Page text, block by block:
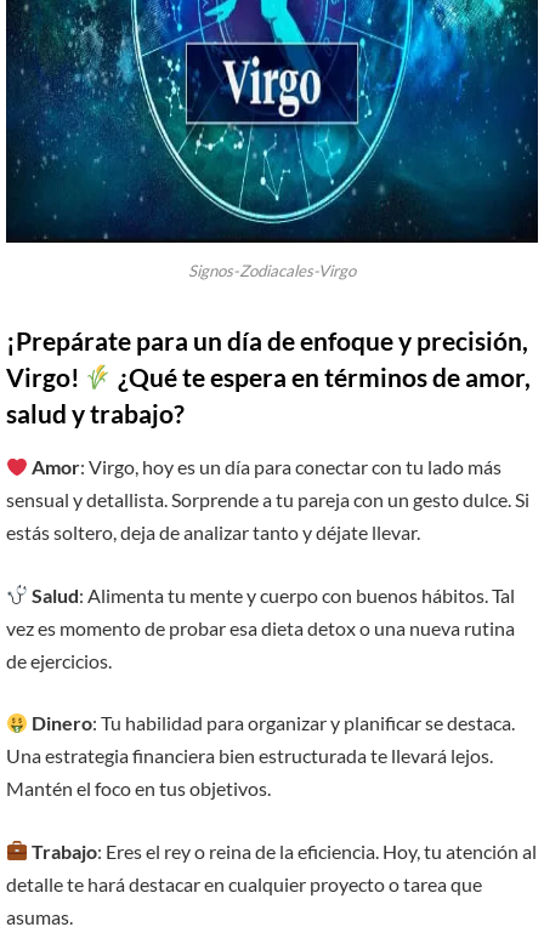
Signos-Zodiacales-Virgo
¡Prepárate para un día de enfoque y precisión,
Virgo!
¿Qué te espera en términos de amor,
salud y trabajo?
Amor: Virgo, hoy es un día para conectar con tu lado más
sensual y detallista. Sorprende a tu pareja con un gesto dulce. Si
estás soltero, deja de analizar tanto y déjate llevar.
Salud: Alimenta tu mente y cuerpo con buenos hábitos. Tal
vez es momento de probar esa dieta detox o una nueva rutina
de ejercicios.
Dinero: Tu habilidad para organizar y planificar se destaca.
Una estrategia financiera bien estructurada te llevará lejos.
Mantén el foco en tus objetivos.
Trabajo: Eres el rey o reina de la eficiencia. Hoy, tu atención al
detalle te hará destacar en cualquier proyecto o tarea que
asumas.